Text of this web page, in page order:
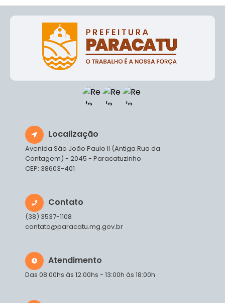
Localização
Avenida São João Paulo II (Antiga Rua da
Contagem) - 2045 - Paracatuzinho
CEP: 38603-401
Contato
(38) 3537-1108
contato@paracatu.mg.gov.br
Atendimento
Das 08:00hs às 12:00hs - 13:00h às 18:00h